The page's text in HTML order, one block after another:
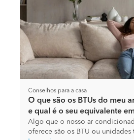
Conselhos para a casa
O que são os BTUs do meu
e qual é o seu equivalente
Algo que o nosso ar
oferece são os BTU ou unidades